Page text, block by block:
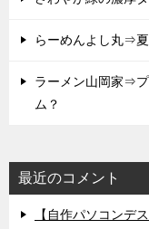
らーめんよし丸⇒
ラーメン山岡家⇒
ム？
最近のコメント
【自作パソコンデ